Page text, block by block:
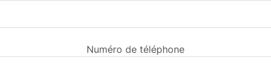
Numéro de téléphone